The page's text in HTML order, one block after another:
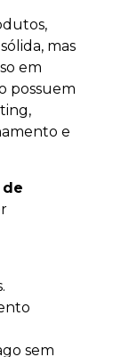
mas
em
possuem
e
sem